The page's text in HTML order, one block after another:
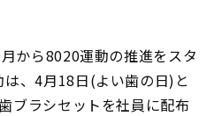
から8020運動の推進をスタ
、4月18日(よい歯の日)と
ブラシセットを社員に配布